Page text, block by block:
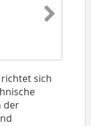
richtet sich
der